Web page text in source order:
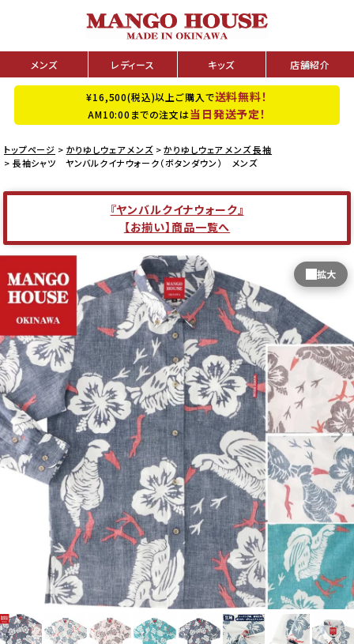
メンズ レディース キッズ 店舗紹介
¥16,500(税込)以上ご購入で送料無料！
AM10:00までの注文は当日発送予定！
トップページ かりゆしウェア メンズ
かりゆしウェア メンズ 長袖
長袖シャツ ヤンバルクイナウォーク（ボタンダウン） メンズ
『ヤンバルクイナウォーク』
【お揃い】商品一覧へ